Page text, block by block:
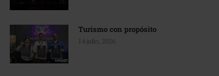
Turismo con propósito
14 julio, 2026